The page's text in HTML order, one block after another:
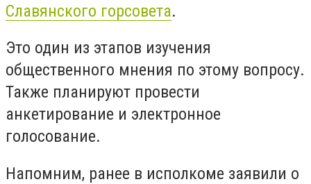
Славянского горсовета.
Это один из этапов изучения
общественного мнения по этому вопросу.
Также планируют провести
анкетирование и электронное
голосование.
Напомним, ранее в исполкоме заявили о